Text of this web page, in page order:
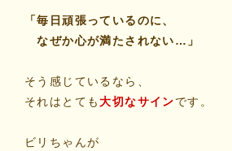
体験談
お問い合わせ
「毎日頑張っているのに、
なぜか心が満たされない…」
そう感じているなら、
それはとても大切なサインです。
ビリちゃんが